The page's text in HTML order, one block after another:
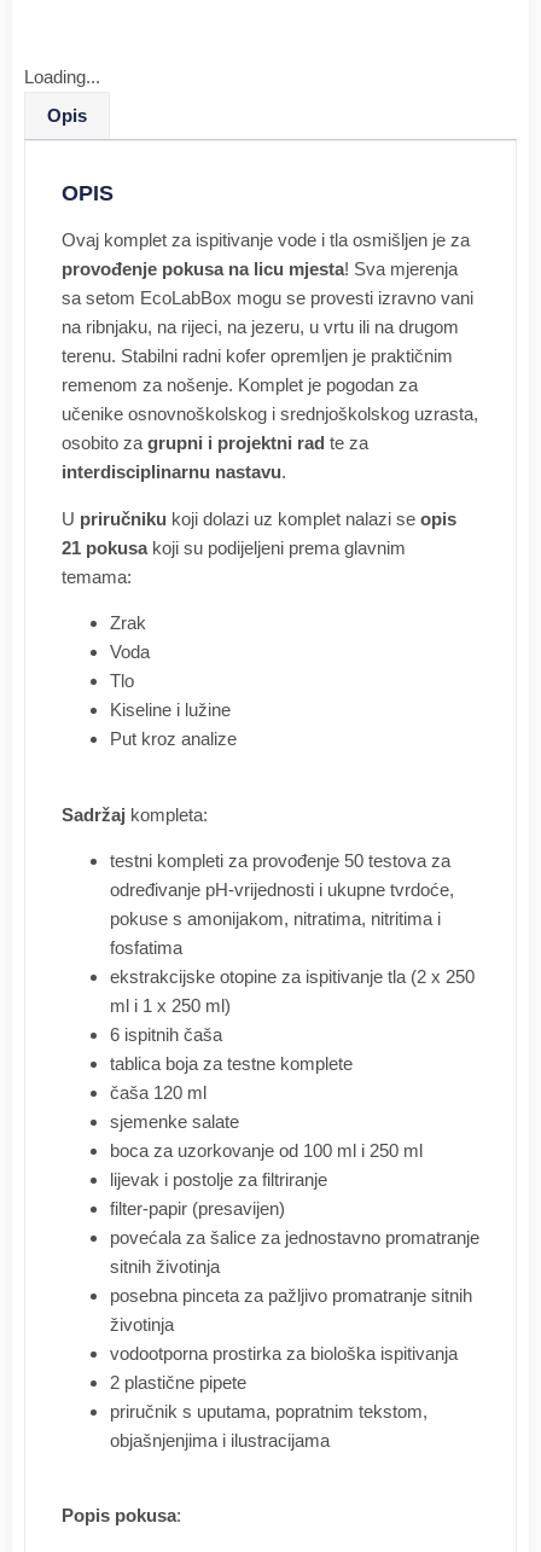
Loading...
Opis
OPIS
Ovaj komplet za ispitivanje vode i tla osmišljen je za
provođenje pokusa na licu mjesta! Sva mjerenja
sa setom EcoLabBox mogu se provesti izravno vani
na ribnjaku, na rijeci, na jezeru, u vrtu ili na drugom
terenu. Stabilni radni kofer opremljen je praktičnim
remenom za nošenje. Komplet je pogodan za
učenike osnovnoškolskog i srednjoškolskog uzrasta,
osobito za grupni i projektni rad te za
interdisciplinarnu nastavu.
U priručniku koji dolazi uz komplet nalazi se opis
21 pokusakoji su podijeljeni prema glavnim
temama:
Zrak
Voda
Tlo
Kiseline i lužine
Put kroz analize
Sadržaj kompleta:
testni kompleti za provođenje 50 testova za
određivanje pH-vrijednosti i ukupne tvrdoće,
pokuse s amonijakom, nitratima, nitritima i
fosfatima
ekstrakcijske otopine za ispitivanje tla (2 x 250
ml i 1 x 250 ml)
6 ispitnih čaša
tablica boja za testne komplete
čaša 120 ml
sjemenke salate
boca za uzorkovanje od 100 ml i 250 ml
lijevak i postolje za filtriranje
filter-papir (presavijen)
povećala za šalice za jednostavno promatranje
sitnih životinja
posebna pinceta za pažljivo promatranje sitnih
životinja
vodootporna prostirka za biološka ispitivanja
2 plastične pipete
priručnik s uputama, popratnim tekstom,
objašnjenjima i ilustracijama
Popis pokusa: